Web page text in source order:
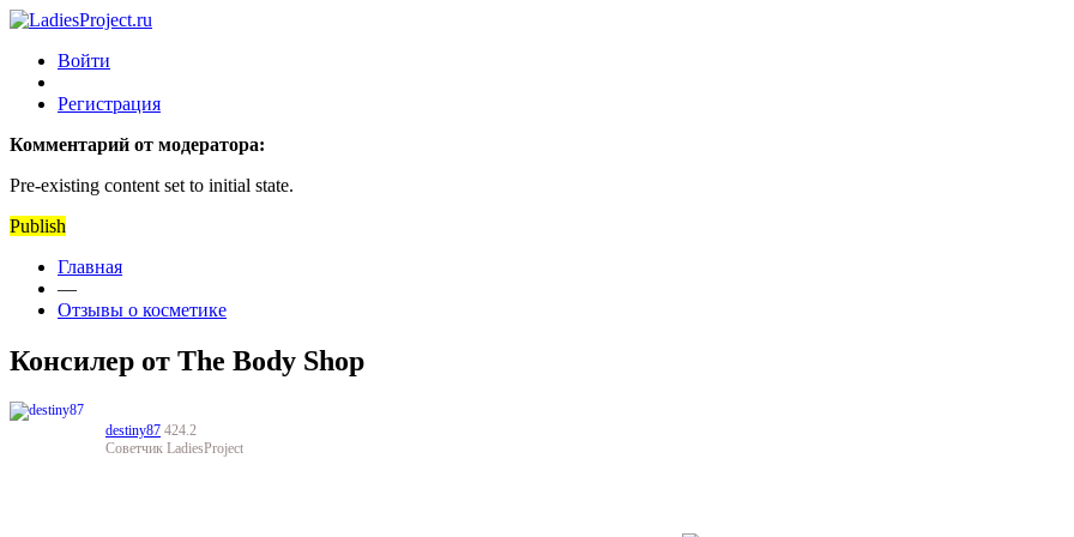
Войти
Регистрация
Комментарий от модератора:
Pre-existing content set to initial state.
Publish
Главная
—
Отзывы о косметике
Консилер от The Body Shop
destiny87 424.2
Советчик LadiesProject